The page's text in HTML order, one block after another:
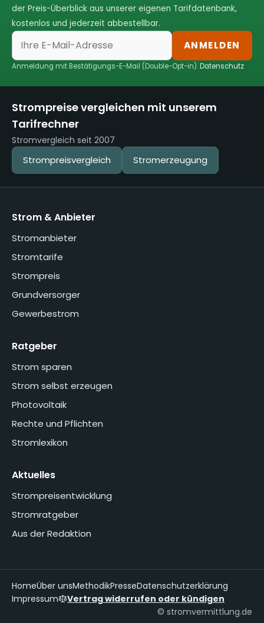
der Preis-Überblick aus unserer eigenen Tarifdatenbank,
kostenlos und jederzeit abbestellbar.
ANMELDEN
Anmeldung mit Bestätigungs-E-Mail (Double-Opt-in).Datenschutz
Strompreise vergleichen mit unserem
Tarifrechner
Stromvergleich seit 2007
Strompreisvergleich Stromerzeugung
Strom & Anbieter
Stromanbieter
Stromtarife
Strompreis
Grundversorger
Gewerbestrom
Ratgeber
Strom sparen
Strom selbst erzeugen
Photovoltaik
Rechte und Pflichten
Stromlexikon
Aktuelles
Strompreisentwicklung
Stromratgeber
Aus der Redaktion
HomeÜber unsMethodikPresseDatenschutzerklärung
Impressum
Vertrag widerrufen oder kündigen
© stromvermittlung.de